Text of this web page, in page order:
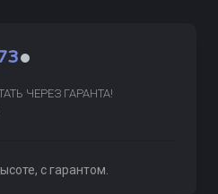
ЧЕРЕЗ ГАРАНТА!
с гарантом.